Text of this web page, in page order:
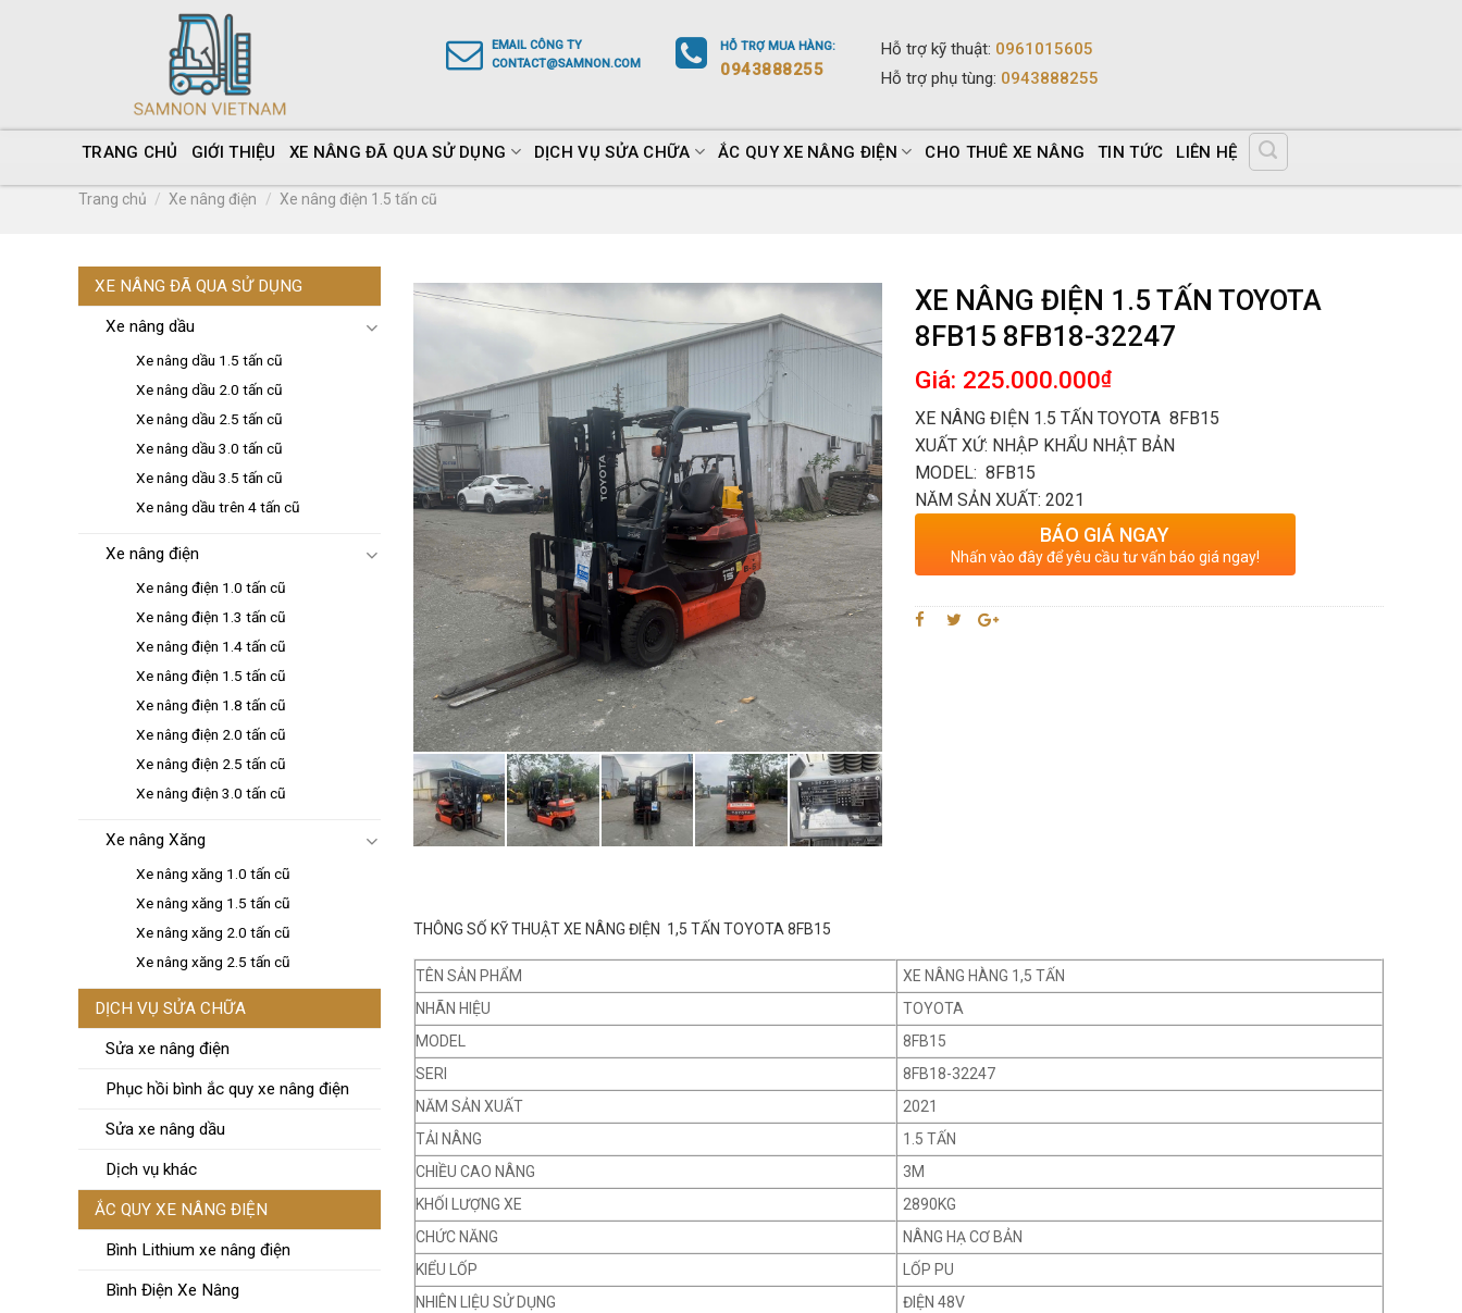
Hỗ trợ kỹ thuật: 0961015605
Hỗ trợ phụ tùng: 0943888255
HỖ TRỢMUA HÀNG:
0943888255
EMAIL CÔNG TY
CONTACT@SAMNON.COM
TRANG CHỦ GIỚI THIỆU XE NÂNG ĐÃ QUA SỬ DỤNG DỊCH VỤ SỬA CHỮA ẮC QUY XE NÂNG ĐIỆN CHO THUÊ XE NÂNG TIN TỨC LIÊN HỆ
Trang chủ / Xe nâng điện / Xe nâng điện 1.5 tấn cũ
XE NÂNG ĐÃ QUA SỬ DỤNG
Xe nâng dầu
Xe nâng dầu 1.5 tấn cũ
Xe nâng dầu 2.0 tấn cũ
Xe nâng dầu 2.5 tấn cũ
Xe nâng dầu 3.0 tấn cũ
Xe nâng dầu 3.5 tấn cũ
Xe nâng dầu trên 4 tấn cũ
Xe nâng điện
Xe nâng điện 1.0 tấn cũ
Xe nâng điện 1.3 tấn cũ
Xe nâng điện 1.4 tấn cũ
Xe nâng điện 1.5 tấn cũ
Xe nâng điện 1.8 tấn cũ
Xe nâng điện 2.0 tấn cũ
Xe nâng điện 2.5 tấn cũ
Xe nâng điện 3.0 tấn cũ
Xe nâng Xăng
Xe nâng xăng 1.0 tấn cũ
Xe nâng xăng 1.5 tấn cũ
Xe nâng xăng 2.0 tấn cũ
Xe nâng xăng 2.5 tấn cũ
DỊCH VỤ SỬA CHỮA
Sửa xe nâng điện
Phục hồi bình ắc quy xe nâng điện
Sửa xe nâng dầu
Dịch vụ khác
ẮC QUY XE NÂNG ĐIỆN
Bình Lithium xe nâng điện
Bình Điện Xe Nâng
XE NÂNG ĐIỆN 1.5 TẤN TOYOTA
8FB15 8FB18-32247
Giá: 225.000.000₫
XE NÂNG ĐIỆN 1.5 TẤN TOYOTA 8FB15
XUẤT XỨ: NHẬP KHẨU NHẬT BẢN
MODEL: 8FB15
NĂM SẢN XUẤT: 2021
BÁO GIÁ NGAY
Nhấn vào đây để yêu cầu tư vấn báo giá ngay!
THÔNG SỐ KỸ THUẬT XE NÂNG ĐIỆN 1,5 TẤN TOYOTA 8FB15
TÊN SẢN PHẨM
XE NÂNG HÀNG 1,5 TẤN
NHÃN HIỆU
TOYOTA
MODEL
8FB15
SERI
8FB18-32247
NĂM SẢN XUẤT
2021
TẢI NÂNG
1.5 TẤN
CHIỀU CAO NÂNG
3M
KHỐI LƯỢNG XE
2890KG
CHỨC NĂNG
NÂNG HẠ CƠ BẢN
KIỂU LỐP
LỐP PU
NHIÊN LIỆU SỬ DỤNG
ĐIỆN 48V